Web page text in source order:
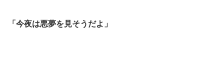
「今夜は悪夢を見そうだよ」